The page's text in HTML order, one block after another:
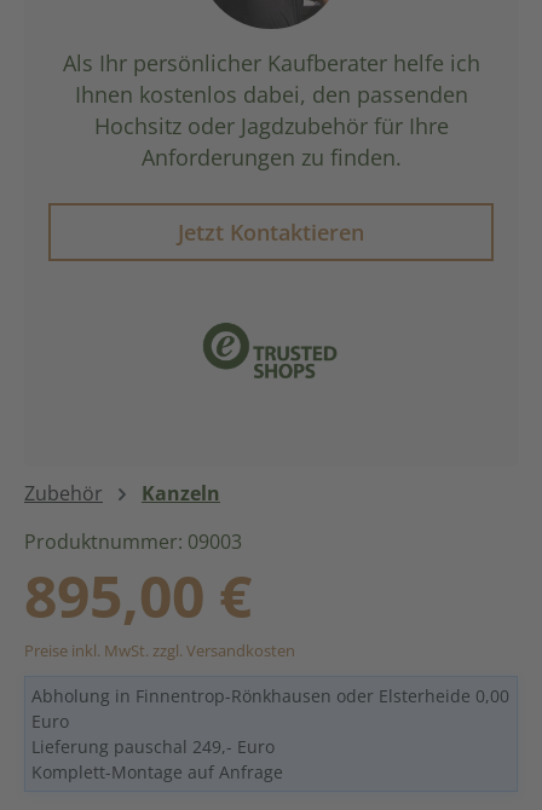
Als Ihr persönlicher Kaufberater helfe ich
Ihnen kostenlos dabei, den passenden
Hochsitz oder Jagdzubehör für Ihre
Anforderungen zu finden.
Jetzt Kontaktieren
Zubehör
Kanzeln
Produktnummer: 09003
895,00 €
Preise inkl. MwSt. zzgl. Versandkosten
Abholung in Finnentrop-Rönkhausen oder Elsterheide 0,00
Euro
Lieferung pauschal 249,- Euro
Komplett-Montage auf Anfrage